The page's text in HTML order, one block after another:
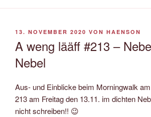
VERÖFFENTLICHT
13. NOVEMBER 2020 VON HAENSON
A weng lääff #213 –
Nebel
Aus- und Einblicke beim Morningwalk
213 am Freitag den 13.11. im dichten
nicht schreiben!! 😉